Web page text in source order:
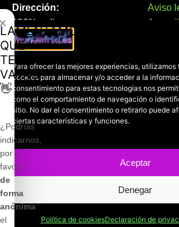
Para ofrecer las mejores experiencias,
cookies para almacenar y/o acceder a la
consentimiento para estas tecnologías nos
como el comportamiento de navegación o
sitio. No dar el consentimiento o retirarlo puede
ciertas características y funciones.
Aceptar
Denegar
Política de cookiesDeclaración de
Dirección:
100% online
Manresa (08241), Barcelona
Chat Whatsapp (solo texto):
+34 689 800 662
Correo:
contacto@mundofriki.es
Aviso
Mundofriki.es
Casadejús Pérez
LAMENTAMOS
QUE
TE
VAYAS
👋
¿Podrías
indicarnos,
por
favor,
de
forma
anónima
el